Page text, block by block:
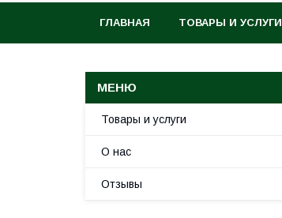
ГЛАВНАЯ ТОВАРЫ И УСЛУГИ
Товары и услуги
О нас
Отзывы